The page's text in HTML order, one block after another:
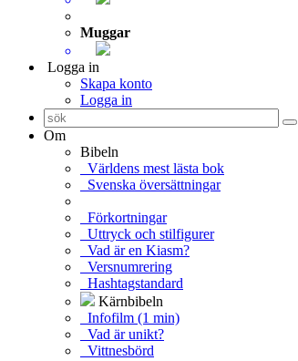
Muggar
Logga in
Skapa konto
Logga in
Om
Bibeln
Världens mest lästa bok
Svenska översättningar
Förkortningar
Uttryck och stilfigurer
Vad är en Kiasm?
Versnumrering
Hashtagstandard
Kärnbibeln
Infofilm (1 min)
Vad är unikt?
Vittnesbörd